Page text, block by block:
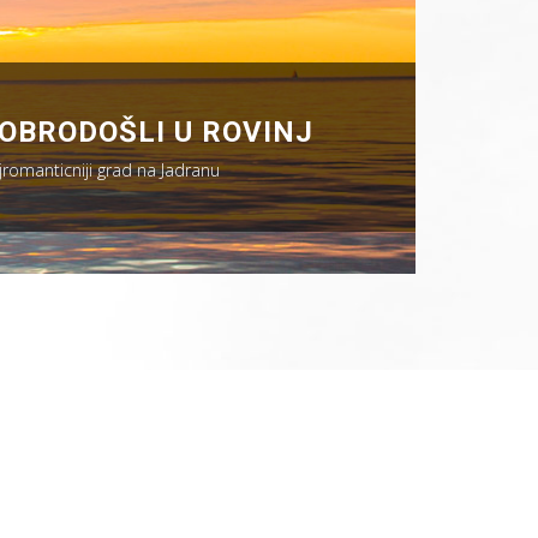
U ROVINJ
grad na Jadranu